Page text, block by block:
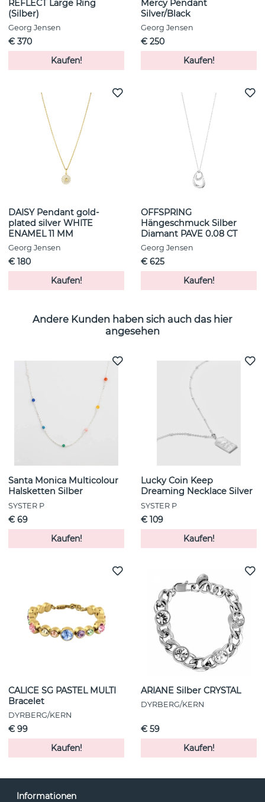
REFLECT Large Ring
(Silber)
Georg Jensen
€ 370
Kaufen!
Mercy Pendant
Silver/Black
Georg Jensen
€ 250
Kaufen!
DAISY Pendant gold-
plated silver WHITE
ENAMEL 11 MM
Georg Jensen
€ 180
Kaufen!
OFFSPRING
Hängeschmuck Silber
Diamant PAVE 0.08 CT
Georg Jensen
€ 625
Kaufen!
Andere Kunden haben sich auch das hier
angesehen
Santa Monica Multicolour
Halsketten Silber
SYSTER P
€ 69
Kaufen!
Lucky Coin Keep
Dreaming Necklace Silver
SYSTER P
€ 109
Kaufen!
CALICE SG PASTEL MULTI
Bracelet
DYRBERG/KERN
€ 99
Kaufen!
ARIANE Silber CRYSTAL
DYRBERG/KERN
€ 59
Kaufen!
Informationen